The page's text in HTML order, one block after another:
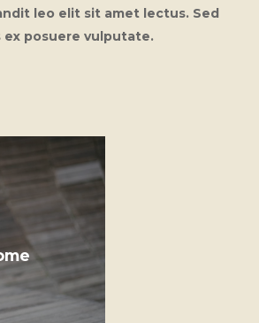
leo elit sit amet lectus. Sed
posuere vulputate.